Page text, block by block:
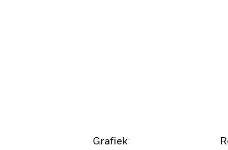
Grafiek